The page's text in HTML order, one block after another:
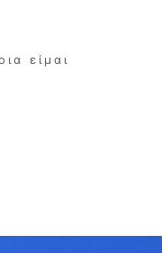
είμαι